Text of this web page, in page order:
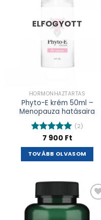
ELFOGYOTT
HORMONHÁZTARTÁS
Phyto-E krém 50ml –
Menopauza hatásaira
Értékelés:
5.00/ 5
(2)
7 900 Ft
TOVÁBB OLVASOM
Kívánságlistához
adás